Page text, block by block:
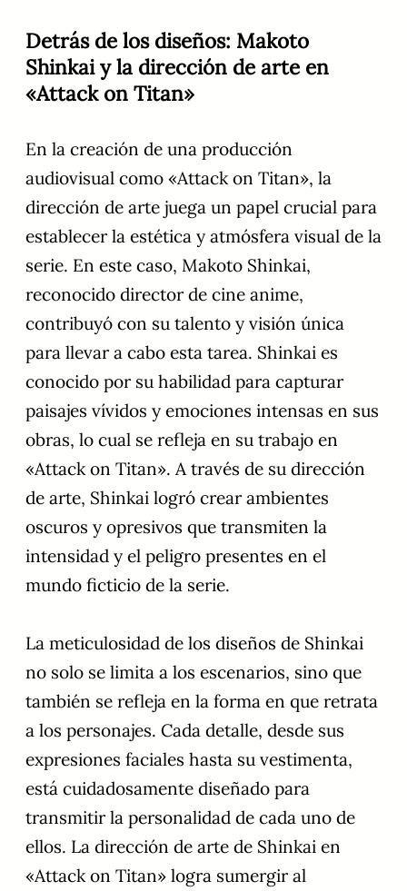
Detrás de los diseños: Makoto
Shinkai y la dirección de arte en
«Attack on Titan»
En la creación de una producción
audiovisual como «Attack on Titan», la
dirección de arte juega un papel crucial para
establecer la estética y atmósfera visual de la
serie. En este caso, Makoto Shinkai,
reconocido director de cine anime,
contribuyó con su talento y visión única
para llevar a cabo esta tarea. Shinkai es
conocido por su habilidad para capturar
paisajes vívidos y emociones intensas en sus
obras, lo cual se refleja en su trabajo en
«Attack on Titan». A través de su dirección
de arte, Shinkai logró crear ambientes
oscuros y opresivos que transmiten la
intensidad y el peligro presentes en el
mundo ficticio de la serie.
La meticulosidad de los diseños de Shinkai
no solo se limita a los escenarios, sino que
también se refleja en la forma en que retrata
a los personajes. Cada detalle, desde sus
expresiones faciales hasta su vestimenta,
está cuidadosamente diseñado para
transmitir la personalidad de cada uno de
ellos. La dirección de arte de Shinkai en
«Attack on Titan» logra sumergir al